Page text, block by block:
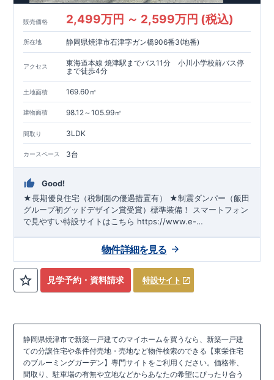
販売価格 2,499万円 ～ 2,599万円 (税込)
所在地 静岡県焼津市石津字ガン橋906番3(地番)
アクセス
東海道本線 焼津駅までバス11分 小川小学校前バス停
まで徒歩4分
土地面積 169.60㎡
建物面積 98.12～105.99㎡
間取り 3LDK
カースペース 3台
Good!
★長期優良住宅（税制面の優遇措置有） ★制震ダンパー（飯田
グループ初グッドデザイン賞受賞）標準装備！ スマートフォン
で見やすい特設サイトはこちら https://www.e-
見学予約・資料請求 特設サイト
物件詳細を見る
静岡県焼津市で新築一戸建てのマイホームを買うなら、新築一戸建
ての分譲住宅や条件付売地・売地など物件検索のできる【東栄住宅
のブルーミングガーデン】専門サイトをご利用ください。価格帯、
間取り、駐車場の有無や立地などからあなたの希望にぴったり合う